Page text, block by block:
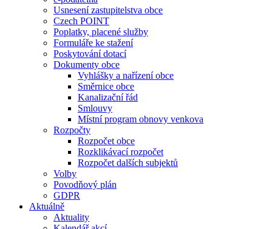
Usnesení zastupitelstva obce
Czech POINT
Poplatky, placené služby
Formuláře ke stažení
Poskytování dotací
Dokumenty obce
Vyhlášky a nařízení obce
Směrnice obce
Kanalizační řád
Smlouvy
Místní program obnovy venkova
Rozpočty
Rozpočet obce
Rozklikávací rozpočet
Rozpočet dalších subjektů
Volby
Povodňový plán
GDPR
Aktuálně
Aktuality